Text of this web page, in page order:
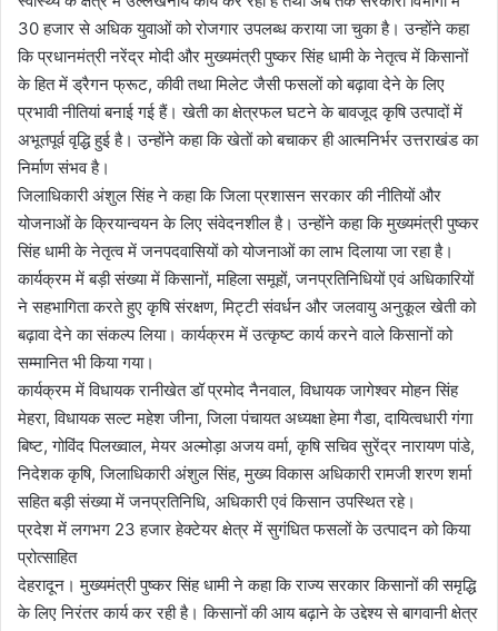
30 हजार से अधिक युवाओं को रोजगार उपलब्ध कराया जा चुका है। उन्होंने कहा
कि प्रधानमंत्री नरेंद्र मोदी और मुख्यमंत्री पुष्कर सिंह धामी के नेतृत्व में किसानों
के हित में ड्रैगन फ्रूट, कीवी तथा मिलेट जैसी फसलों को बढ़ावा देने के लिए
प्रभावी नीतियां बनाई गई हैं। खेती का क्षेत्रफल घटने के बावजूद कृषि उत्पादों में
अभूतपूर्व वृद्धि हुई है। उन्होंने कहा कि खेतों को बचाकर ही आत्मनिर्भर उत्तराखंड का
निर्माण संभव है।
जिलाधिकारी अंशुल सिंह ने कहा कि जिला प्रशासन सरकार की नीतियों और
योजनाओं के क्रियान्वयन के लिए संवेदनशील है। उन्होंने कहा कि मुख्यमंत्री पुष्कर
सिंह धामी के नेतृत्व में जनपदवासियों को योजनाओं का लाभ दिलाया जा रहा है।
कार्यक्रम में बड़ी संख्या में किसानों, महिला समूहों, जनप्रतिनिधियों एवं अधिकारियों
ने सहभागिता करते हुए कृषि संरक्षण, मिट्टी संवर्धन और जलवायु अनुकूल खेती को
बढ़ावा देने का संकल्प लिया। कार्यक्रम में उत्कृष्ट कार्य करने वाले किसानों को
सम्मानित भी किया गया।
कार्यक्रम में विधायक रानीखेत डॉ प्रमोद नैनवाल, विधायक जागेश्वर मोहन सिंह
मेहरा, विधायक सल्ट महेश जीना, जिला पंचायत अध्यक्षा हेमा गैडा, दायित्वधारी गंगा
बिष्ट, गोविंद पिलख्वाल, मेयर अल्मोड़ा अजय वर्मा, कृषि सचिव सुरेंद्र नारायण पांडे,
निदेशक कृषि, जिलाधिकारी अंशुल सिंह, मुख्य विकास अधिकारी रामजी शरण शर्मा
सहित बड़ी संख्या में जनप्रतिनिधि, अधिकारी एवं किसान उपस्थित रहे।
प्रदेश में लगभग 23 हजार हेक्टेयर क्षेत्र में सुगंधित फसलों के उत्पादन को किया
प्रोत्साहित
देहरादून। मुख्यमंत्री पुष्कर सिंह धामी ने कहा कि राज्य सरकार किसानों की समृद्धि
के लिए निरंतर कार्य कर रही है। किसानों की आय बढ़ाने के उद्देश्य से बागवानी क्षेत्र